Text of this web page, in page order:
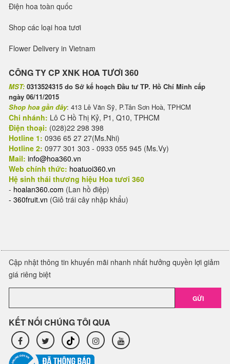
Điện hoa toàn quốc
Shop các loại hoa tươi
Flower Delivery in Vietnam
CÔNG TY CP XNK HOA TƯƠI 360
MST: 0313524315 do Sở kế hoạch Đầu tư TP. Hồ Chí Minh cấp
ngày 06/11/2015
Shop hoa gần đây: 413 Lê Văn Sỹ, P.Tân Sơn Hoà, TPHCM
Chi nhánh: Lô C Hồ Thị Kỷ, P1, Q10, TPHCM
Điện thoại: (028)22 298 398
Hotline 1: 0936 65 27 27(Ms.Nhi)
Hotline 2: 0977 301 303 - 0933 055 945 (Ms.Vy)
Mail: info@hoa360.vn
Web chính thức: hoatuoi360.vn
Hệ sinh thái thương hiệu Hoa tươi 360
- hoalan360.com (Lan hồ điệp)
- 360fruit.vn (Giỏ trái cây nhập khẩu)
Cập nhật thông tin khuyến mãi nhanh nhất hưởng quyền lợi giảm
giá riêng biệt
GỬI
KẾT NỐI CHÚNG TÔI QUA